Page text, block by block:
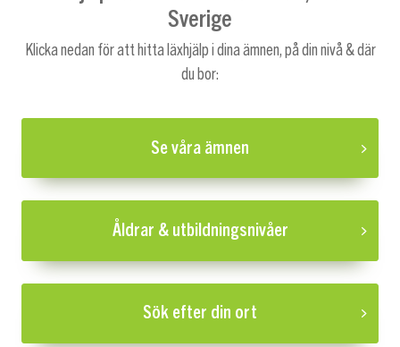
Sverige
Klicka nedan för att hitta läxhjälp i dina ämnen, på din nivå & där
du bor:
Se våra ämnen
Åldrar & utbildningsnivåer
Sök efter din ort